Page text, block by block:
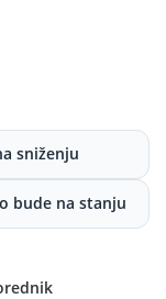
sniženju
bude na stanju